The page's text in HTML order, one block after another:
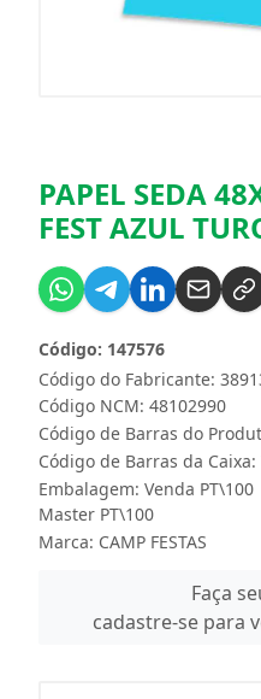
PAPEL SEDA
FEST AZUL
Código do Fabricante:
Código: 147576
Código NCM: 48102990
Código de Barras do
Código de Barras da
Embalagem: Venda PT\100
Master PT\100
Marca: CAMP FESTAS
Faça
cadastre-se para